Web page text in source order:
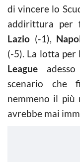
di vincere lo
addirittura per
Lazio (-1),
(-5). La lotta per
League
scenario
nemmeno il più
avrebbe mai